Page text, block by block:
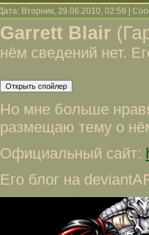
Вторник, 29.06.2010, 02:59 |
Garrett Blair
нём сведений нет.
Но мне больше
размещаю тему о
Официальный сайт:
Его блог на